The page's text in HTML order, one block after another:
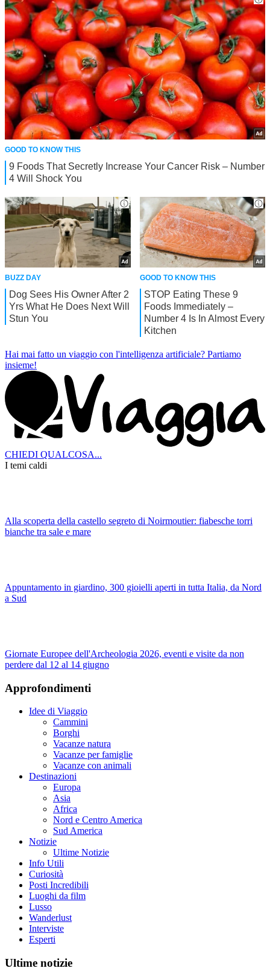
Hai mai fatto un viaggio con l'intelligenza artificiale? Partiamo
insieme!
CHIEDI QUALCOSA...
I temi caldi
Alla scoperta della castello segreto di Noirmoutier: fiabesche torri
bianche tra sale e mare
Appuntamento in giardino, 300 gioielli aperti in tutta Italia, da Nord
a Sud
Giornate Europee dell'Archeologia 2026, eventi e visite da non
perdere dal 12 al 14 giugno
Approfondimenti
Idee di Viaggio
Cammini
Borghi
Vacanze natura
Vacanze per famiglie
Vacanze con animali
Destinazioni
Europa
Asia
Africa
Nord e Centro America
Sud America
Notizie
Ultime Notizie
Info Utili
Curiosità
Posti Incredibili
Luoghi da film
Lusso
Wanderlust
Interviste
Esperti
Ultime notizie